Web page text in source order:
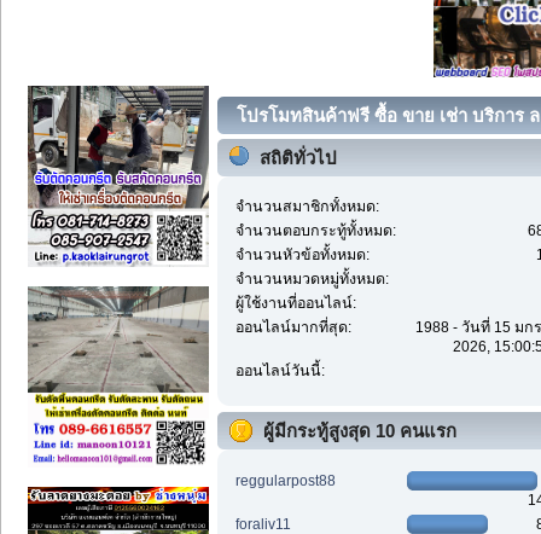
โปรโมทสินค้าฟรี ซื้อ ขาย เช่า บริการ
สถิติทั่วไป
จำนวนสมาชิกทั้งหมด:
จำนวนตอบกระทู้ทั้งหมด:
จำนวนหัวข้อทั้งหมด:
จำนวนหมวดหมู่ทั้งหมด:
ผู้ใช้งานที่ออนไลน์:
ออนไลน์มากที่สุด:
1988 - วันที่ 15 มก
2026,
ออนไลน์วันนี้:
ผู้มีกระทู้สูงสุด 10 คนแรก
reggularpost88
foraliv11